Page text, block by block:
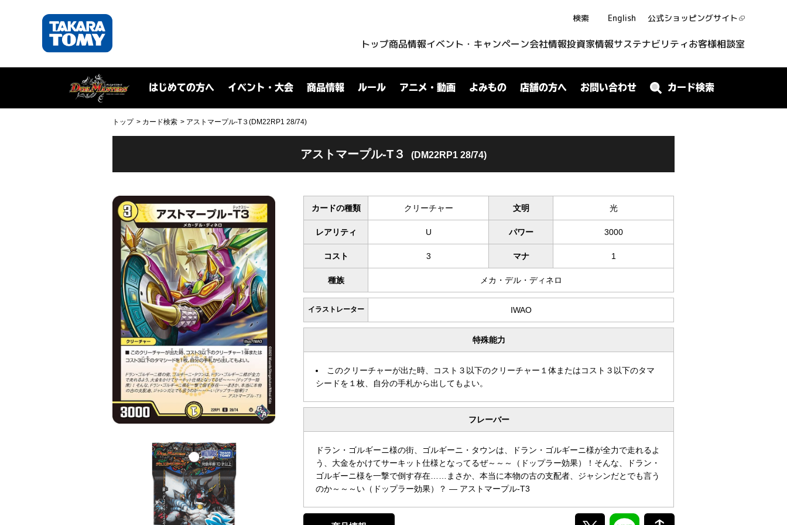
検索 English 公式ショッピングサイト
トップ商品情報イベント・キャンペーン会社情報投資家情報サステナビリティお客様相談室
はじめての方へ イベント・大会 商品情報 ルール アニメ・動画 よみもの 店舗の方へ お問い合わせ カード検索
トップ カード検索 アストマープル-T３(DM22RP1 28/74)
アストマープル-T３ (DM22RP1 28/74)
カードの種類 クリーチャー 文明 光
レアリティ U パワー 3000
コスト 3 マナ 1
種族 メカ・デル・ディネロ
イラストレーター IWAO
特殊能力
このクリーチャーが出た時、コスト３以下のクリーチャー１体またはコスト３以下のタマ
シードを１枚、自分の手札から出してもよい。
フレーバー
ドラン・ゴルギーニ様の街、ゴルギーニ・タウンは、ドラン・ゴルギーニ様が全力で走れるよ
う、大金をかけてサーキット仕様となってるぜ～～～（ドップラー効果）！そんな、ドラン・
ゴルギーニ様を一撃で倒す存在……まさか、本当に本物の古の支配者、ジャシンだとでも言う
のか～～～い（ドップラー効果）？ — アストマープル-T3